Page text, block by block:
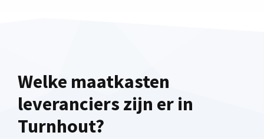
Welke maatkasten
leveranciers zijn er in
Turnhout?